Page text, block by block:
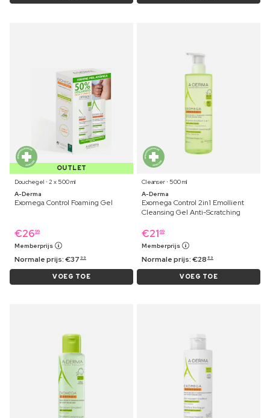
OUTLET
Douchegel ⋅ 2 x 500 ml
A-Derma
Exomega Control Foaming Gel
€2699
Memberprijs
Normale prijs:€37 99
VOEG TOE
Cleanser ⋅ 500 ml
A-Derma
Exomega Control 2in1 Emollient
Cleansing Gel Anti-Scratching
€21 69
Memberprijs
Normale prijs:€28 89
VOEG TOE